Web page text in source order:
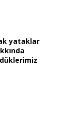
yataklar